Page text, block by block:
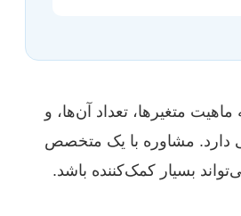
متغیرها، تعداد آن‌ها، و
مشاوره با یک متخصص
بسیار کمک‌کننده باشد.